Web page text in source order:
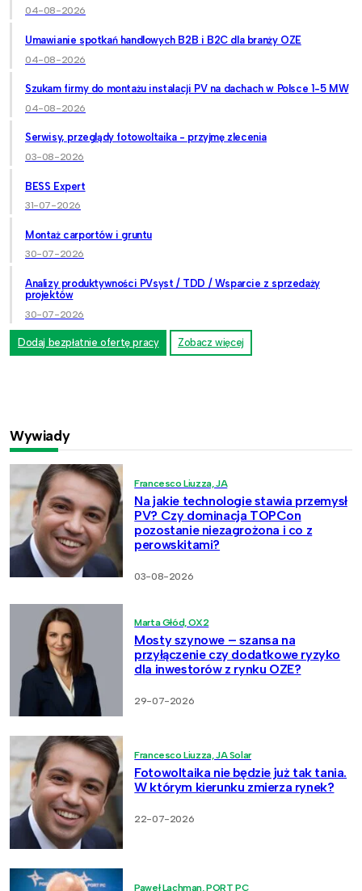
04-08-2026
Umawianie spotkań handlowych B2B i B2C dla branży OZE
04-08-2026
Szukam firmy do montażu instalacji PV na dachach w Polsce 1-5 MW
04-08-2026
Serwisy, przeglądy fotowoltaika - przyjmę zlecenia
03-08-2026
BESS Expert
31-07-2026
Montaż carportów i gruntu
30-07-2026
Analizy produktywności PVsyst / TDD / Wsparcie z sprzedaży
projektów
30-07-2026
Dodaj bezpłatnie ofertę pracy Zobacz więcej
Wywiady
Francesco Liuzza, JA
Na jakie technologie stawia przemysł
PV? Czy dominacja TOPCon
pozostanie niezagrożona i co z
perowskitami?
03-08-2026
Marta Głód, OX2
Mosty szynowe – szansa na
przyłączenie czy dodatkowe ryzyko
dla inwestorów z rynku OZE?
29-07-2026
Francesco Liuzza, JA Solar
Fotowoltaika nie będzie już tak tania.
W którym kierunku zmierza rynek?
22-07-2026
Paweł Lachman, PORT PC